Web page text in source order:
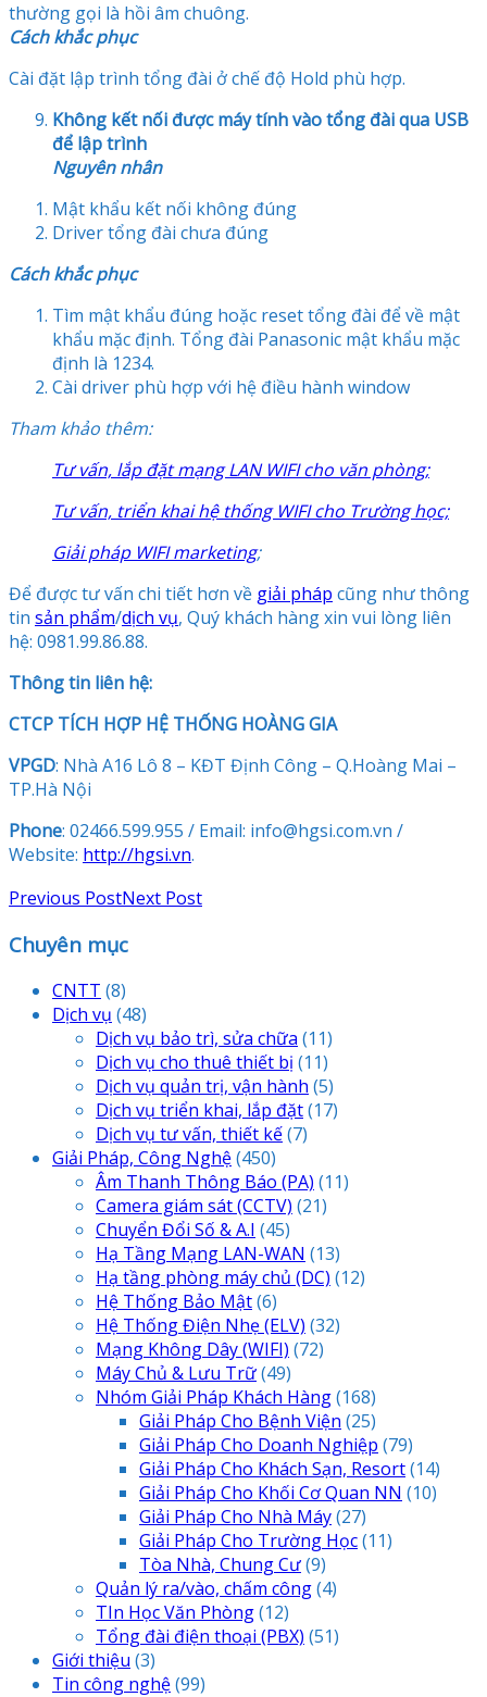
thường gọi là hồi âm chuông.
Cách khắc phục
Cài đặt lập trình tổng đài ở chế độ Hold phù hợp.
Không kết nối được máy tính vào tổng đài qua USB
để lập trình
Nguyên nhân
Mật khẩu kết nối không đúng
Driver tổng đài chưa đúng
Cách khắc phục
Tìm mật khẩu đúng hoặc reset tổng đài để về mật
khẩu mặc định. Tổng đài Panasonic mật khẩu mặc
định là 1234.
Cài driver phù hợp với hệ điều hành window
Tham khảo thêm:
Tư vấn, lắp đặt mạng LAN WIFI cho văn phòng;
Tư vấn, triển khai hệ thống WIFI cho Trường học;
Giải pháp WIFI marketing;
Để được tư vấn chi tiết hơn về giải pháp cũng như thông
tin sản phẩm/dịch vụ, Quý khách hàng xin vui lòng liên
hệ: 0981.99.86.88.
Thông tin liên hệ:
CTCP TÍCH HỢP HỆ THỐNG HOÀNG GIA
VPGD: Nhà A16 Lô 8 – KĐT Định Công – Q.Hoàng Mai –
TP.Hà Nội
Phone: 02466.599.955 / Email: info@hgsi.com.vn /
Website: http://hgsi.vn.
Previous PostNext Post
Chuyên mục
CNTT (8)
Dịch vụ (48)
Dịch vụ bảo trì, sửa chữa (11)
Dịch vụ cho thuê thiết bị (11)
Dịch vụ quản trị, vận hành (5)
Dịch vụ triển khai, lắp đặt(17)
Dịch vụ tư vấn, thiết kế(7)
Giải Pháp, Công Nghệ(450)
Âm Thanh Thông Báo (PA) (11)
Camera giám sát(CCTV) (21)
Chuyển Đổi Số & A.I (45)
Hạ Tầng Mạng LAN-WAN (13)
Hạ tầng phòng máy chủ (DC) (12)
Hệ Thống Bảo Mật(6)
Hệ Thống Điện Nhẹ(ELV) (32)
Mạng Không Dây(WIFI) (72)
Máy Chủ & Lưu Trữ(49)
Nhóm Giải Pháp Khách Hàng(168)
Giải Pháp Cho Bệnh Viện (25)
Giải Pháp Cho Doanh Nghiệp (79)
Giải Pháp Cho Khách Sạn, Resort(14)
Giải Pháp Cho Khối Cơ Quan NN (10)
Giải Pháp Cho Nhà Máy(27)
Giải Pháp Cho Trường Học(11)
Tòa Nhà, Chung Cư(9)
Quản lý ra/vào, chấm công(4)
TIn Học Văn Phòng(12)
Tổng đài điện thoại (PBX) (51)
Giới thiệu (3)
Tin công nghệ(99)